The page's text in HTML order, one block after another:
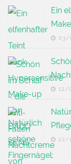
Ein
03/
12/
22/